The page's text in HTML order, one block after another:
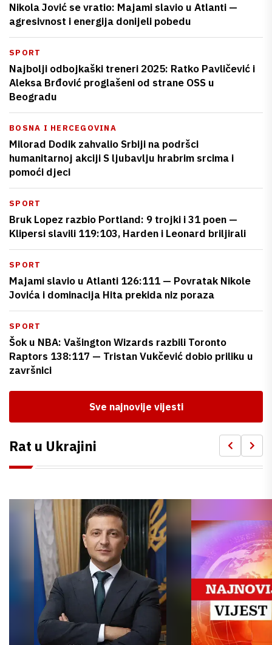
Nikola Jović se vratio: Majami slavio u Atlanti —
agresivnost i energija donijeli pobedu
SPORT
Najbolji odbojkaški treneri 2025: Ratko Pavličević i
Aleksa Brđović proglašeni od strane OSS u
Beogradu
BOSNA I HERCEGOVINA
Milorad Dodik zahvalio Srbiji na podršci
humanitarnoj akciji S ljubavlju hrabrim srcima i
pomoći djeci
SPORT
Bruk Lopez razbio Portland: 9 trojki i 31 poen —
Klipersi slavili 119:103, Harden i Leonard briljirali
SPORT
Majami slavio u Atlanti 126:111 — Povratak Nikole
Jovića i dominacija Hita prekida niz poraza
SPORT
Šok u NBA: Vašington Wizards razbili Toronto
Raptors 138:117 — Tristan Vukčević dobio priliku u
završnici
Sve najnovije vijesti
Rat u Ukrajini